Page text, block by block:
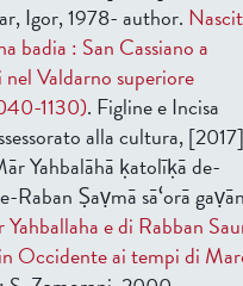
Igor, 1978- author.
badia : San Cassiano a
Valdarno superiore
1130). Figline e Incisa
alla cultura, [2017]
Yahbalāhā ḳatolīḳā de-
Raban Ṣaṿmā sāʻorā
e di Rabban
Occidente ai tempi di